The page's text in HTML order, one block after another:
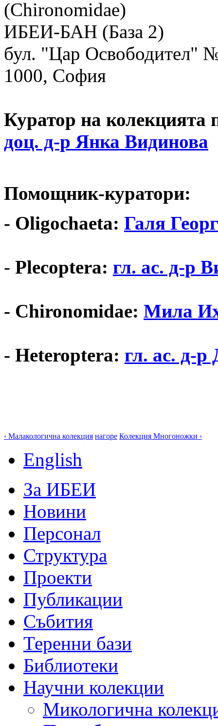
(Chironomidae)
ИБЕИ-БАН (База 2)
бул. "Цар Освободител"
1000, София
Куратор на колекцията
доц. д-р Янка Видинова
Помощник-куратори:
- Oligochaeta: Галя
- Plecoptera: гл. ас. д-р
- Chironomidae: Мила
- Heteroptera: гл. ас. д-р
‹ Малакологична колекция нагоре Колекция Многоножки ›
English
За ИБЕИ
Новини
Персонал
Структура
Проекти
Публикации
Събития
Теренни бази
Библиотеки
Научни колекции
Микологична